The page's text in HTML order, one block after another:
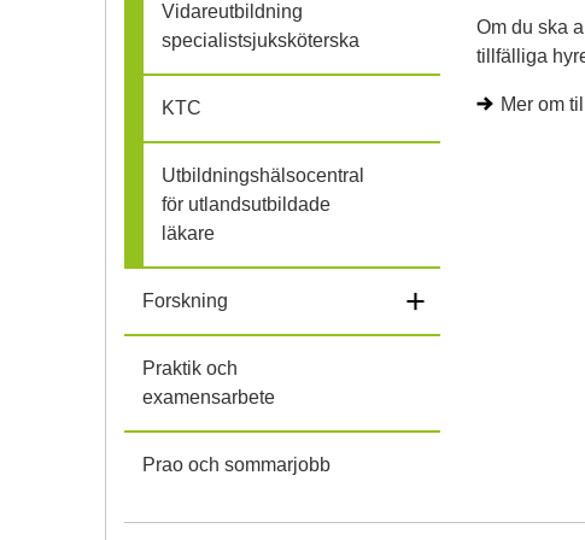
Vidareutbildning
specialistsjuksköterska
KTC
Utbildningshälsocentral
för utlandsutbildade
läkare
Forskning +
Praktik och
examensarbete
Prao och sommarjobb
Om du ska
tillfälliga
Mer om